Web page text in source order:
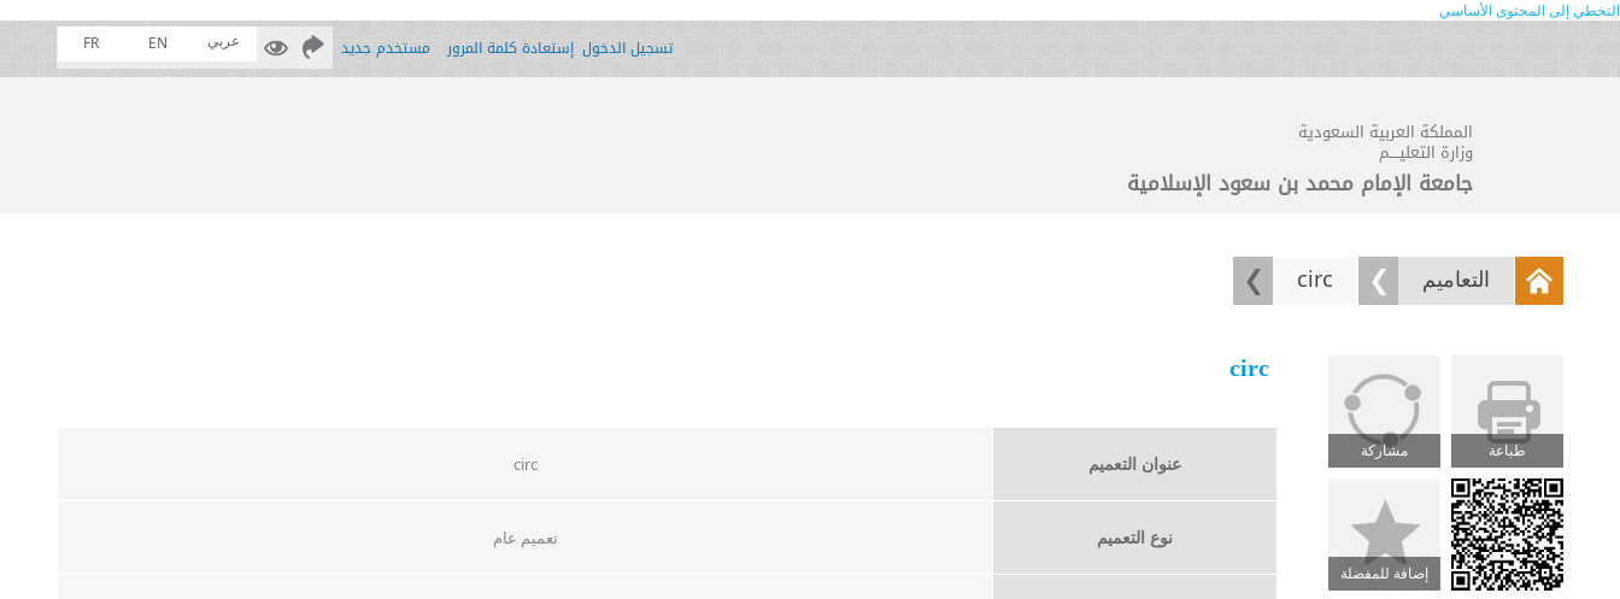
التخطي إلى المحتوى الأساسي
عربي
EN
FR مستخدم جديد إستعادة كلمة المرور تسجيل الدخول
المملكة العربية السعودية
وزارة التعليــــم
جامعة الإمام محمد بن سعود الإسلامية
التعاميم circ
طباعة مشاركة
إضافة للمفضلة
عنوان التعميم circ
نوع التعميم تعميم عام